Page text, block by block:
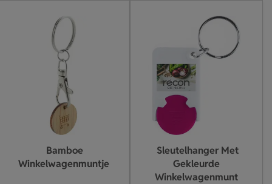
Bamboe
Winkelwagenmuntje
Sleutelhanger Met
Gekleurde
Winkelwagenmunt